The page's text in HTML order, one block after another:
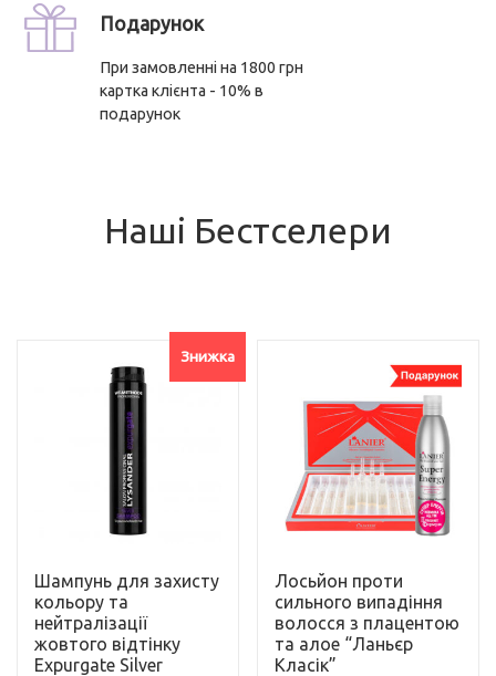
Подарунок
При замовленні на 1800 грн
картка клієнта - 10% в
подарунок
Наші Бестселери
Знижка
Шампунь для захисту
кольору та
нейтралізації
жовтого відтінку
Expurgate Silver
Лосьйон проти
сильного випадіння
волосся з плацентою
та алое “Ланьєр
Класік”